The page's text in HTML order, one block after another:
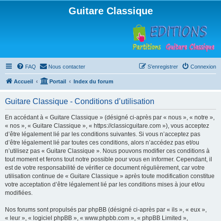
Guitare Classique
FAQ Nous contacter Connexion
S’enregistrer
Accueil Portail Index du forum
Guitare Classique - Conditions d’utilisation
En accédant à « Guitare Classique » (désigné ci-après par « nous », « notre »,
« nos », « Guitare Classique », « https://classicguitare.com »), vous acceptez
d’être légalement lié par les conditions suivantes. Si vous n’acceptez pas
d’être légalement lié par toutes ces conditions, alors n’accédez pas et/ou
n’utilisez pas « Guitare Classique ». Nous pouvons modifier ces conditions à
tout moment et ferons tout notre possible pour vous en informer. Cependant, il
est de votre responsabilité de vérifier ce document régulièrement, car votre
utilisation continue de « Guitare Classique » après toute modification constitue
votre acceptation d’être légalement lié par les conditions mises à jour et/ou
modifiées.
Nos forums sont propulsés par phpBB (désigné ci-après par « ils », « eux »,
« leur », « logiciel phpBB », « www.phpbb.com », « phpBB Limited »,